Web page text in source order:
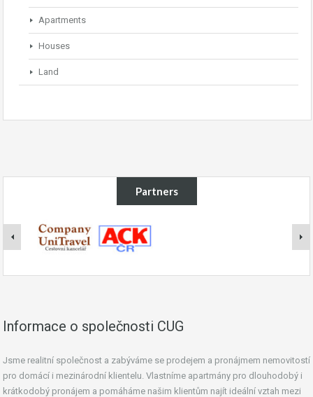
Apartments
Houses
Land
Partners
Informace o společnosti CUG
Jsme realitní společnost a zabýváme se prodejem a pronájmem nemovitostí
pro domácí i mezinárodní klientelu. Vlastníme apartmány pro dlouhodobý i
krátkodobý pronájem a pomáháme našim klientům najít ideální vztah mezi